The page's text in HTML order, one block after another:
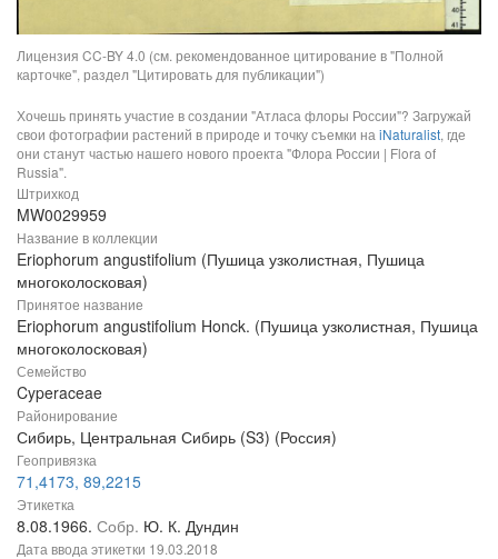
Лицензия CC-BY 4.0 (см. рекомендованное цитирование в "Полной
карточке", раздел "Цитировать для публикации")
Хочешь принять участие в создании "Атласа флоры России"? Загружай
свои фотографии растений в природе и точку съемки на iNaturalist, где
они станут частью нашего нового проекта "Флора России | Flora of
Russia".
Штрихкод
MW0029959
Название в коллекции
Eriophorum angustifolium (Пушица узколистная, Пушица
многоколосковая)
Принятое название
Eriophorum angustifolium Honck. (Пушица узколистная, Пушица
многоколосковая)
Семейство
Cyperaceae
Районирование
Сибирь, Центральная Сибирь (S3) (Россия)
Геопривязка
71,4173, 89,2215
Этикетка
8.08.1966. Собр. Ю. К. Дундин
Дата ввода этикетки 19.03.2018